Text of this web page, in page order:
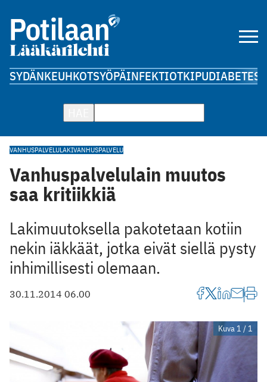
SYDÄNKEUHKOTSYÖPÄINFEKTIOTKIPUDIABETES
VANHUSPALVELULAKIVANHUSPALVELU
Vanhuspalvelulain muutos
saa kritiikkiä
Lakimuutoksella pakotetaan kotiin
nekin iäkkäät, jotka eivät siellä pysty
inhimillisesti olemaan.
30.11.2014 06.00
Kuva 1 / 1